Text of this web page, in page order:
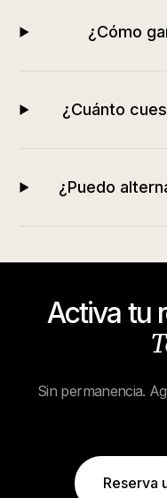
¿Cómo
¿Cuánto
¿Puedo
Activa tu
Sin permanencia.
Reserva